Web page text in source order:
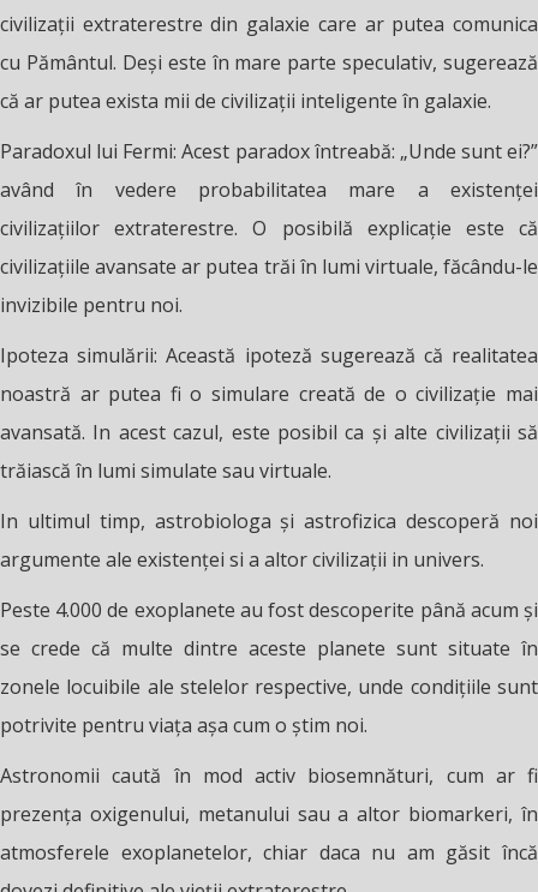
civilizații extraterestre din galaxie care ar putea comunica
cu Pământul. Deși este în mare parte speculativ, sugerează
că ar putea exista mii de civilizații inteligente în galaxie.
Paradoxul lui Fermi: Acest paradox întreabă: „Unde sunt ei?”
având în vedere probabilitatea mare a existenței
civilizațiilor extraterestre. O posibilă explicație este că
civilizațiile avansate ar putea trăi în lumi virtuale, făcându-le
invizibile pentru noi.
Ipoteza simulării: Această ipoteză sugerează că realitatea
noastră ar putea fi o simulare creată de o civilizație mai
avansată. In acest cazul, este posibil ca și alte civilizații să
trăiască în lumi simulate sau virtuale.
In ultimul timp, astrobiologa și astrofizica descoperă noi
argumente ale existenței si a altor civilizații in univers.
Peste 4.000 de exoplanete au fost descoperite până acum și
se crede că multe dintre aceste planete sunt situate în
zonele locuibile ale stelelor respective, unde condițiile sunt
potrivite pentru viața așa cum o știm noi.
Astronomii caută în mod activ biosemnături, cum ar fi
prezența oxigenului, metanului sau a altor biomarkeri, în
atmosferele exoplanetelor, chiar daca nu am găsit încă